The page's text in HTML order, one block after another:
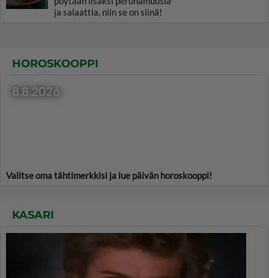
ja salaattia, niin se on siinä!
HOROSKOOPPI
8.8.2026
Valitse oma tähtimerkkisi ja lue päivän horoskooppi!
KASARI